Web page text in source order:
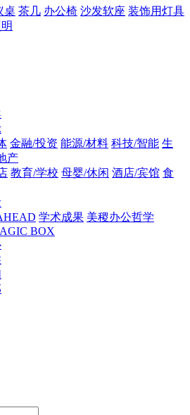
桌 茶几 办公椅 沙发软座 装饰用灯具
金融/投资 能源/材料 科技/智能 生
产
教育/学校 母婴/休闲 酒店/宾馆 食
学术成果 美稷办公哲学
BOX